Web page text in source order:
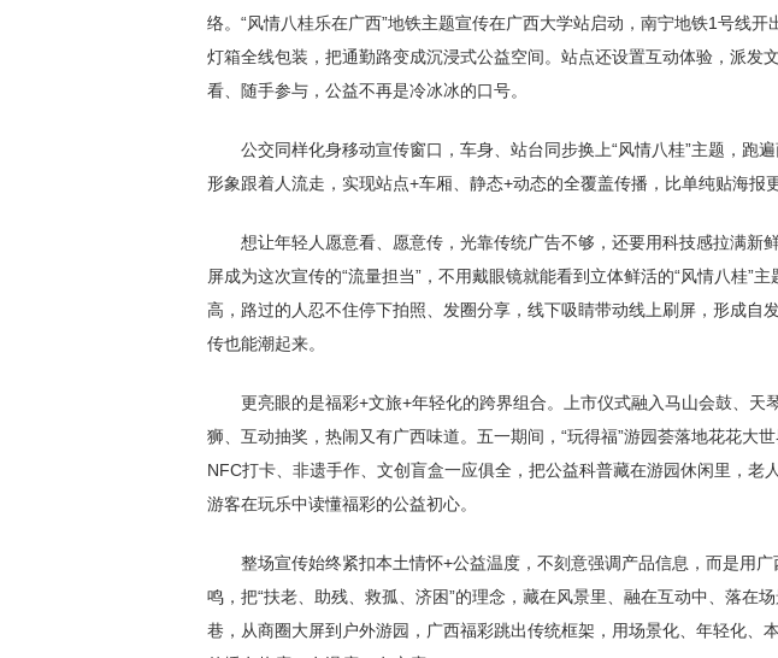
络。“风情八桂乐在广西”地铁主题宣传在广西大学站启动，南宁地铁1号线开
灯箱全线包装，把通勤路变成沉浸式公益空间。站点还设置互动体验，派发
看、随手参与，公益不再是冷冰冰的口号。
公交同样化身移动宣传窗口，车身、站台同步换上“风情八桂”主题，跑
形象跟着人流走，实现站点+车厢、静态+动态的全覆盖传播，比单纯贴海报
想让年轻人愿意看、愿意传，光靠传统广告不够，还要用科技感拉满新
屏成为这次宣传的“流量担当”，不用戴眼镜就能看到立体鲜活的“风情八桂”
高，路过的人忍不住停下拍照、发圈分享，线下吸睛带动线上刷屏，形成自
传也能潮起来。
更亮眼的是福彩+文旅+年轻化的跨界组合。上市仪式融入马山会鼓、天
狮、互动抽奖，热闹又有广西味道。五一期间，“玩得福”游园荟落地花花大
NFC打卡、非遗手作、文创盲盒一应俱全，把公益科普藏在游园休闲里，老
游客在玩乐中读懂福彩的公益初心。
整场宣传始终紧扣本土情怀+公益温度，不刻意强调产品信息，而是用广
鸣，把“扶老、助残、救孤、济困”的理念，藏在风景里、融在互动中、落在
巷，从商圈大屏到户外游园，广西福彩跳出传统框架，用场景化、年轻化、